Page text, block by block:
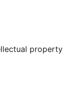
property